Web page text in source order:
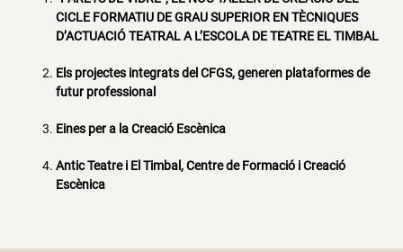
CICLE FORMATIU DE GRAU SUPERIOR EN TÈCNIQUES
D’ACTUACIÓ TEATRAL A L’ESCOLA DE TEATRE EL TIMBAL
Els projectes integrats del CFGS, generen plataformes de
futur professional
Eines per a la Creació Escènica
Antic Teatre i El Timbal, Centre de Formació i Creació
Escènica